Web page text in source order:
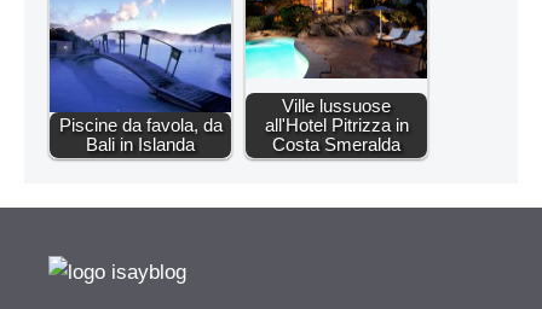
Piscine da favola, da
Bali in Islanda
Ville lussuose
all'Hotel Pitrizza in
Costa Smeralda